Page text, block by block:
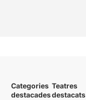
Categories
destacades
Teatres
destacats